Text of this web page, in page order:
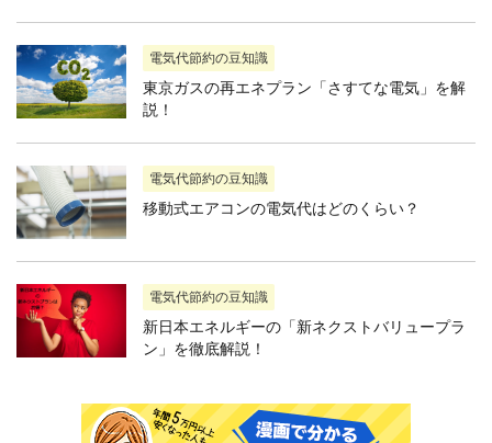
電気代節約の豆知識
東京ガスの再エネプラン「さすてな電気」を解
説！
電気代節約の豆知識
移動式エアコンの電気代はどのくらい？
電気代節約の豆知識
新日本エネルギーの「新ネクストバリュープラ
ン」を徹底解説！